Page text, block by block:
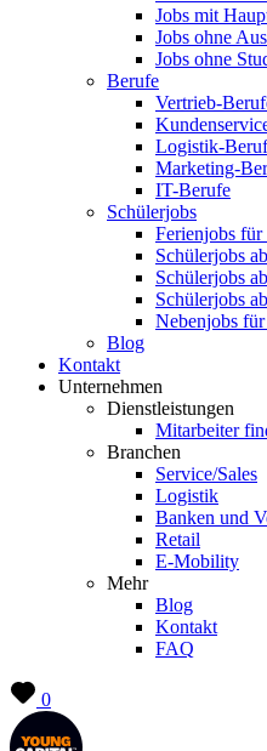
Jobs mit
Jobs ohne
Jobs ohne
Berufe
Vertrieb-
Logistik-
Marketing-
IT-Berufe
Schülerjobs
Ferienjobs für
Schülerjobs
Schülerjobs
Schülerjobs
Nebenjobs
Blog
Kontakt
Unternehmen
Dienstleistungen
Mitarbeiter
Branchen
Service/Sales
Logistik
Banken und
Retail
E-Mobility
Mehr
Blog
Kontakt
FAQ
0